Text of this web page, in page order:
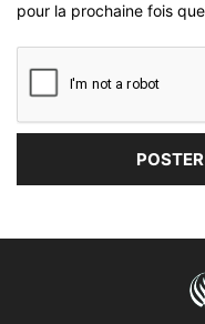
pour la prochaine fois